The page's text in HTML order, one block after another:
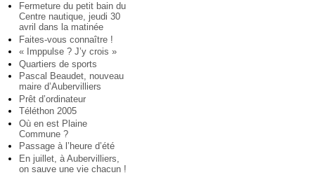
Fermeture du petit bain du
Centre nautique, jeudi 30
avril dans la matinée
Faites-vous connaître !
« Imppulse ? J’y crois »
Quartiers de sports
Pascal Beaudet, nouveau
maire d’Aubervilliers
Prêt d’ordinateur
Téléthon 2005
Où en est Plaine
Commune ?
Passage à l’heure d’été
En juillet, à Aubervilliers,
on sauve une vie chacun !